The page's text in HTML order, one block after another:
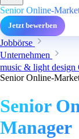
Senior Online-
Jetzt bewerben
Jobbörse
Unternehmen
music & light design
Senior Online-
Senior
Manager